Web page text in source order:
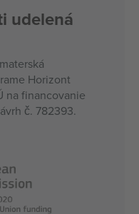
udelená
Horizont
na financovanie
č. 782393.